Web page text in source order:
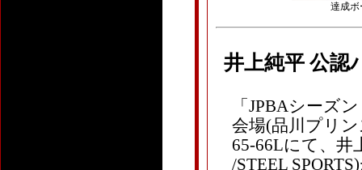
達成ボ
井上純平 公認
「JPBAシーズ
会場(品川プリ
65-66Lにて、井
/STEEL